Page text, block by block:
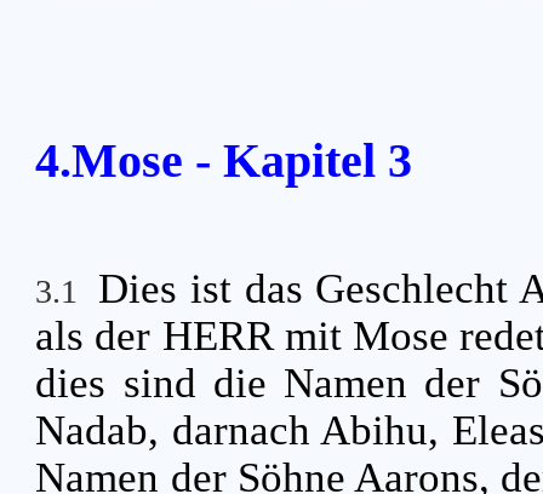
4.Mose - Kapitel 3
3.1
Dies ist das Geschlecht
als der HERR mit Mose
dies sind die Namen der
Nadab, darnach Abihu,
Namen der Söhne Aarons,